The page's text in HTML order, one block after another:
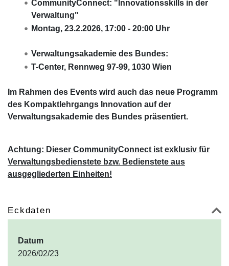
CommunityConnect: "Innovationsskills in der
Verwaltung"
Montag, 23.2.2026, 17:00 - 20:00 Uhr
Verwaltungsakademie des Bundes:
T-Center, Rennweg 97-99, 1030 Wien
Im Rahmen des Events wird auch das neue Programm
des Kompaktlehrgangs Innovation auf der
Verwaltungsakademie des Bundes präsentiert.
Achtung: Dieser CommunityConnect ist exklusiv für
Verwaltungsbedienstete bzw. Bedienstete aus
ausgegliederten Einheiten!
Eckdaten
Datum
2026/02/23